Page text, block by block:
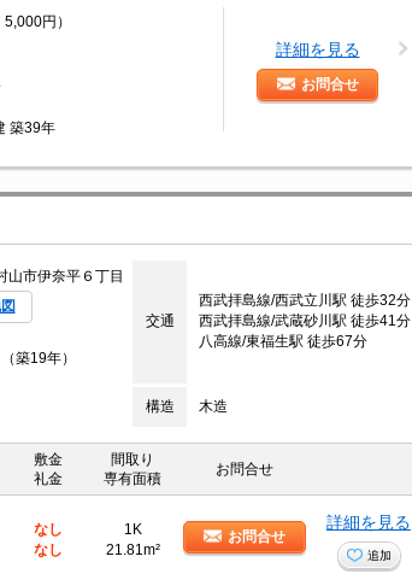
円）
築39年
詳細を見る
お問合せ
山市伊奈平６丁目
交通
西武拝島線/西武立川駅 徒歩32分
西武拝島線/武蔵砂川駅 徒歩41分
八高線/東福生駅 徒歩67分
築19年）
構造 木造
敷金
礼金
間取り
専有面積
お問合せ
なし
なし
1K
21.81m²
お問合せ
詳細を見る
追加